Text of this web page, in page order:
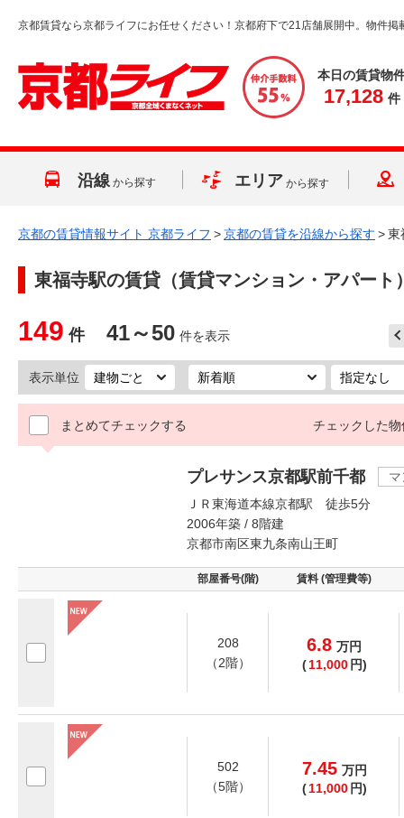
京都賃貸なら京都ライフにお任せください！京都府下で21店舗展開中。物件掲
本日の賃貸物
17,128 件
沿線 から探す エリア から探す
京都の賃貸情報サイト 京都ライフ >京都の賃貸を沿線から探す >東
東福寺駅の賃貸（賃貸マンション・アパート
149 件 41～50 件を表示
表示単位
まとめてチェックする チェックした物
プレサンス京都駅前千都
ＪＲ東海道本線京都駅 徒歩5分
2006年築 / 8階建
京都市南区東九条南山王町
部屋番号(階) 賃料 (管理費等)
208
（2階）
6.8 万円
( 11,000 円)
502
（5階）
7.45 万円
( 11,000 円)